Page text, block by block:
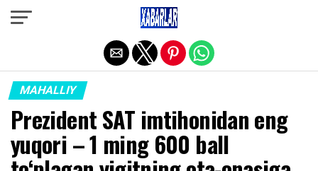
MAHALLIY
Prezident SAT imtihonidan eng
yuqori – 1 ming 600 ball
Exit mobile version